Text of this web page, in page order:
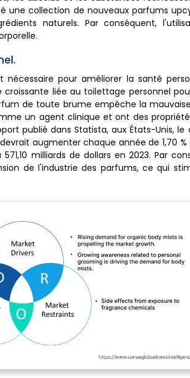
une collection de nouveaux parfums
naturels. Par conséquent,
pour améliorer la santé
liée au toilettage personnel
de toute brume empêche la
un agent clinique et ont des
publié dans Statista, aux États-Unis,
augmenter chaque année de 1,70
milliards de dollars en 2023. Par
de l'industrie des parfums, ce qui